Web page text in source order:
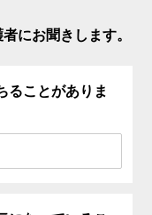
にお聞きします。
ることがありま